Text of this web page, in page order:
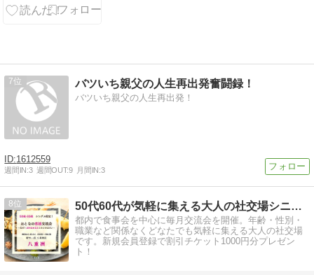
身OK!
80'music大好
き!Dance交流
会♪
7 バツいち親父の人生再出発奮闘録！
バツいち親父の人生再出発！
1612559
週間IN:3 週間OUT:9 月間IN:3
8 50代60代が気軽に集える大人の社交場シニアサークルアイビー
都内で食事会を中心に毎月交流会を開催。年齢・性別・
職業など関係なくどなたでも気軽に集える大人の社交場
です。新規会員登録で割引チケット1000円分プレゼン
ト！